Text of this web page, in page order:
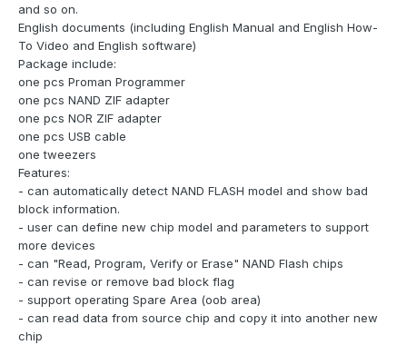
and so on.
English documents (including English Manual and English How-
To Video and English software)
Package include:
one pcs Proman Programmer
one pcs NAND ZIF adapter
one pcs NOR ZIF adapter
one pcs USB cable
one tweezers
Features:
- can automatically detect NAND FLASH model and show bad
block information.
- user can define new chip model and parameters to support
more devices
- can "Read, Program, Verify or Erase" NAND Flash chips
- can revise or remove bad block flag
- support operating Spare Area (oob area)
- can read data from source chip and copy it into another new
chip